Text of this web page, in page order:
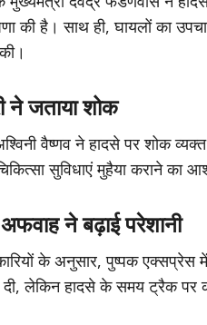
की है। साथ ही, घायलों का
ने जताया शोक
वैष्णव ने हादसे पर शोक
सुविधाएं मुहैया कराने का
ने बढ़ाई परेशानी
के अनुसार, पुष्पक एक्सप्रेस
दी, लेकिन हादसे के समय ट्रैक पर